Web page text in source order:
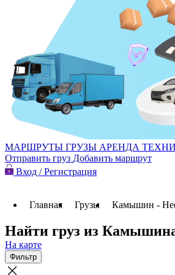
МАРШРУТЫ ГРУЗЫ АРЕНДА
Отправить груз Добавить маршрут
Вход / Регистрация
Главная Грузы Камышин -
Найти груз из
На карте
Фильтр